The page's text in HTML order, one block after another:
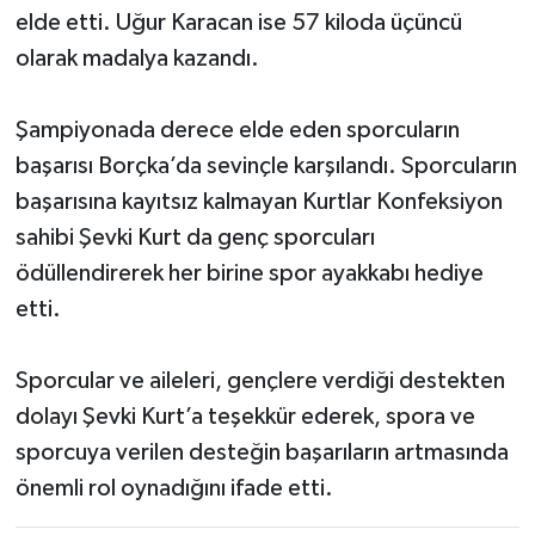
elde etti. Uğur Karacan ise 57 kiloda üçüncü
olarak madalya kazandı.
Şampiyonada derece elde eden sporcuların
başarısı Borçka’da sevinçle karşılandı. Sporcuların
başarısına kayıtsız kalmayan Kurtlar Konfeksiyon
sahibi Şevki Kurt da genç sporcuları
ödüllendirerek her birine spor ayakkabı hediye
etti.
Sporcular ve aileleri, gençlere verdiği destekten
dolayı Şevki Kurt’a teşekkür ederek, spora ve
sporcuya verilen desteğin başarıların artmasında
önemli rol oynadığını ifade etti.